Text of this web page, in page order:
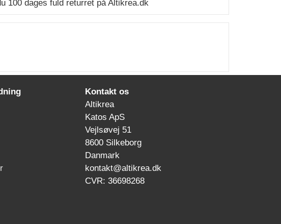
100 dages fuld returret på Altikrea.dk
Kontakt os
Altikrea
Katos ApS
Vejlsøvej 51
8600 Silkeborg
Danmark
kontakt@altikrea.dk
CVR: 36698268